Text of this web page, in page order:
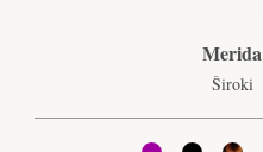
Merida
Široki